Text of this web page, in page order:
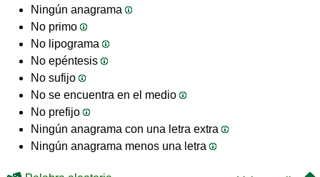
Ningún anagrama
No primo
No lipograma
No epéntesis
No sufijo
No se encuentra en el medio
No prefijo
Ningún anagrama con una letra extra
Ningún anagrama menos una letra